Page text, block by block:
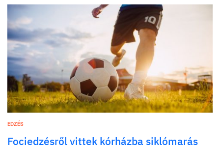
EDZÉS
Fociedzésről vittek kórházba siklómarás